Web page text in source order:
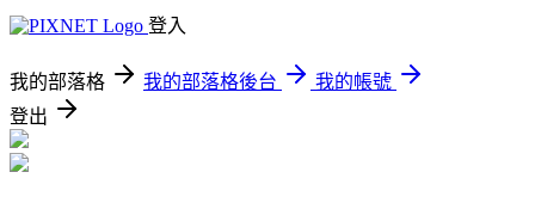
登入
我的部落格 我的部落格後台
我的帳號
登出